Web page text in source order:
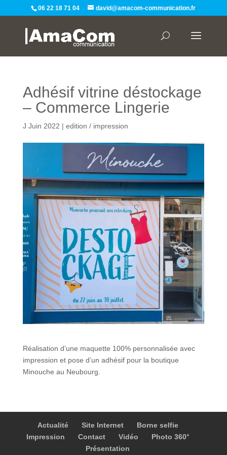
06 22 18 71 04 david@amacom-communication.fr
Adhésif vitrine déstockage
– Commerce Lingerie
J Juin 2022 | edition / impression
Réalisation d’une maquette 100% personnalisée avec
impression et pose d’un adhésif pour la boutique
Minouche au Neubourg.
Actualité Site Internet
Borne selfie
Impression
Contact Vidéo
Photo 360°
Présentation